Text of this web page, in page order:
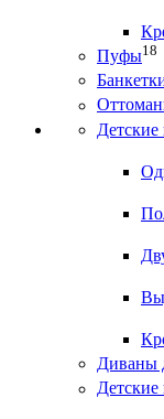
Пуфы18
Детские
Диваны